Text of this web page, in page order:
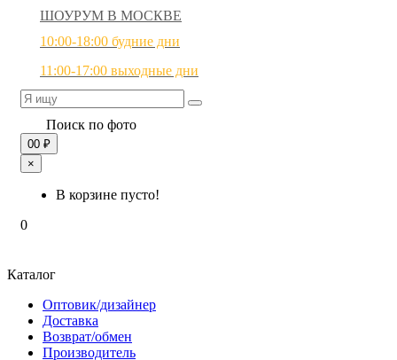
ШОУРУМ В МОСКВЕ
10:00-18:00 будние дни
11:00-17:00 выходные дни
Поиск по фото
00 ₽
×
В корзине пусто!
0
Каталог
Оптовик/дизайнер
Доставка
Возврат/обмен
Производитель